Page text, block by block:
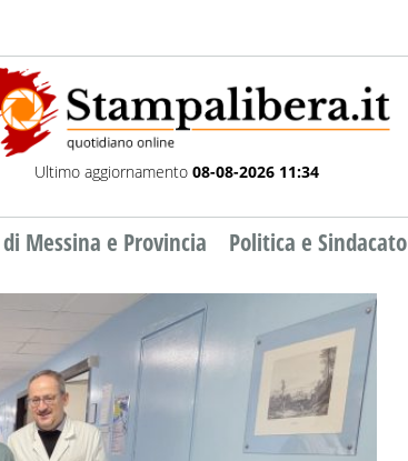
Ultimo aggiornamento 08-08-2026 11:34
Messina e Provincia Politica e Sindacato